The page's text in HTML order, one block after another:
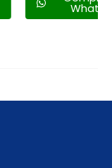
Whatsapp